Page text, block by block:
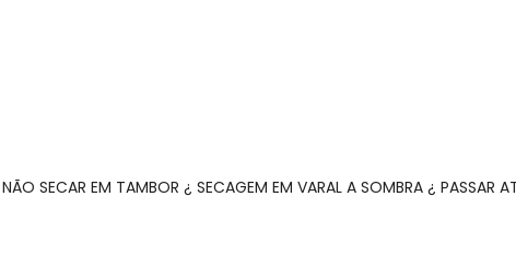
EM TAMBOR ¿ SECAGEM EM VARAL A SOMBRA ¿ PASSAR